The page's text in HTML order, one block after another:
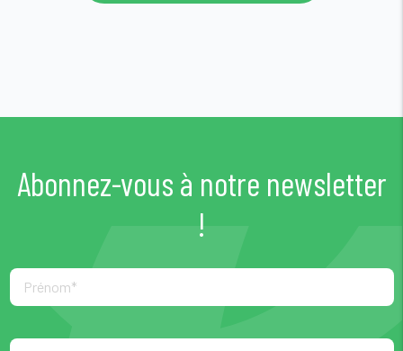
Abonnez-vous à notre newsletter
!